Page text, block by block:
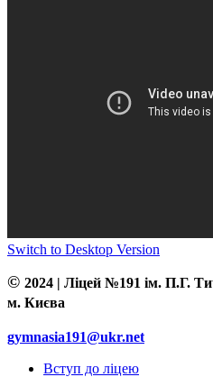
Switch to Desktop Version
© 2024 | Ліцей №191 ім. П.Г.
м. Києва
gymnasia191@ukr.net
Вступ до ліцею